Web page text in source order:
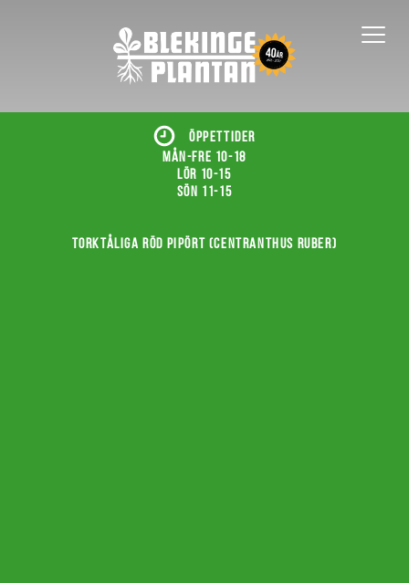
ÖPPETTIDER
Mån-fre 10-18
Lör 10-15
Sön 11-15
Torktåliga röd pipört (Centranthus ruber)